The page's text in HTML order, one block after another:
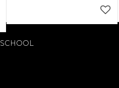
till i favoriter